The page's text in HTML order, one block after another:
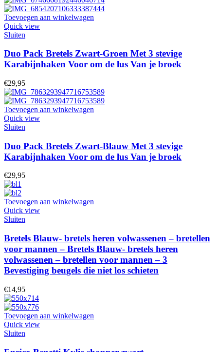
Toevoegen aan winkelwagen
Quick view
Sluiten
Duo Pack Bretels Zwart-Groen Met 3 stevige
Karabijnhaken Voor om de lus Van je broek
€29,95
Toevoegen aan winkelwagen
Quick view
Sluiten
Duo Pack Bretels Zwart-Blauw Met 3 stevige
Karabijnhaken Voor om de lus Van je broek
€29,95
Toevoegen aan winkelwagen
Quick view
Sluiten
Bretels Blauw- bretels heren volwassenen – bretellen
voor mannen – Bretels Blauw- bretels heren
volwassenen – bretellen voor mannen – 3
Bevestiging beugels die niet los schieten
€14,95
Toevoegen aan winkelwagen
Quick view
Sluiten